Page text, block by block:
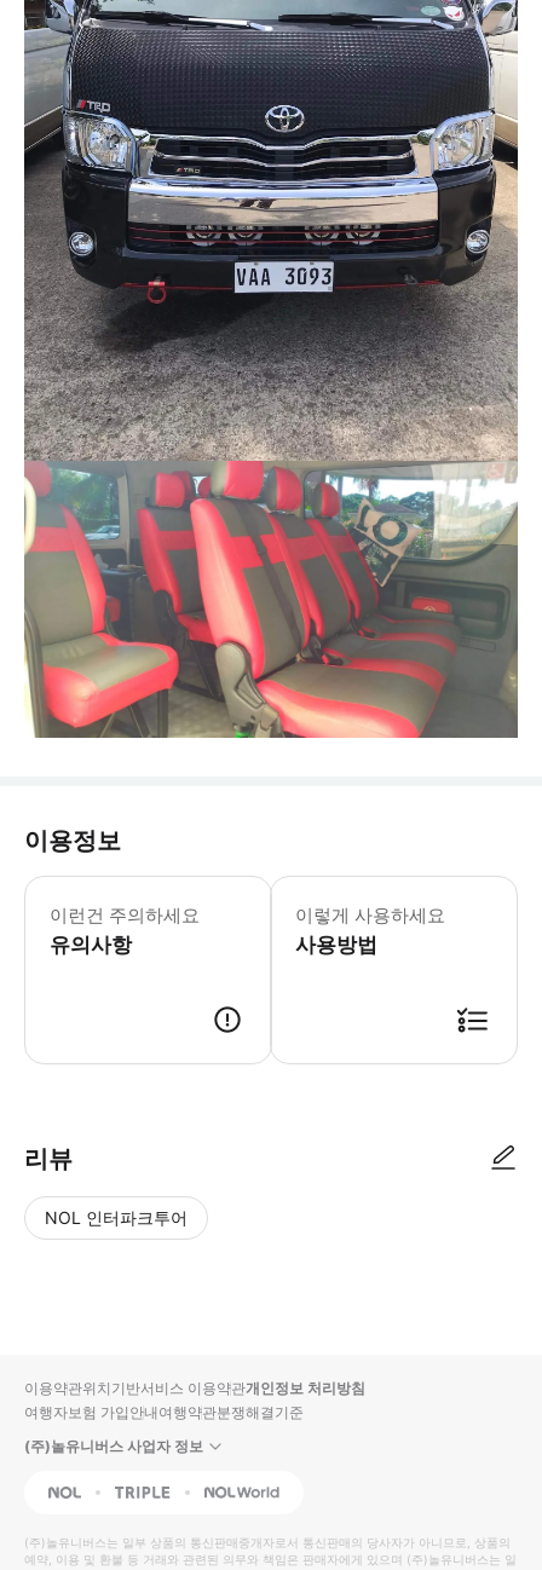
이용정보
이런건 주의하세요
유의사항
- 차량 정보 * 스탠다드 밴 * 12인승
- 수하물 정보 * 표준 수하물 기준:
- 추가정보 * 공유 셔틀의 경우, 항공
- 예약확정 * 예약 후 확정 여부를 바
- 추가요금표 * 추가 요금은 현금으
이렇게 사용하세요
사용방법
리뷰
NOL 인터파크투어
입니
다.
높
은
동
영
순
상
이용약관위치기반서비스 이용약관개인정보 처리방침
여행자보험 가입안내여행약관분쟁해결기준
(주)놀유니버스 사업자 정보
NOL Triple Interpark Global
(주)놀유니버스는 일부 상품의 통신판매중개자로서 통신판매의 당사자가 아니므로, 상품의
예약, 이용 및 환불 등 거래와 관련된 의무와 책임은 판매자에게 있으며 (주)놀유니버스는 일